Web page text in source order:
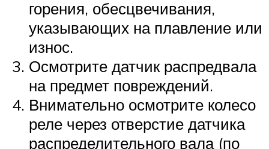
горения, обесцвечивания,
указывающих на плавление или
износ.
Осмотрите датчик распредвала
на предмет повреждений.
Внимательно осмотрите колесо
реле через отверстие датчика
распределительного вала (по